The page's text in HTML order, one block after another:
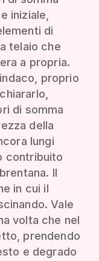
iniziale,
di
telaio che
a propria.
proprio
di somma
della
lungi
contribuito
Il
in cui il
Vale
volta che nel
prendendo
e degrado